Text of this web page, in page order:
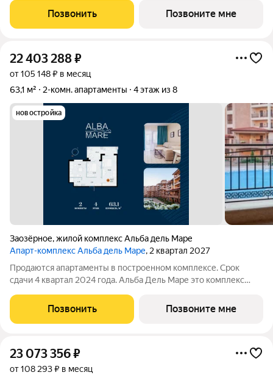
Уютные здания переменной этажности строятся в 5 минутах
ходьбы (385 метров) от одного
Позвонить Позвоните мне
22 403 288₽
от 105 148 ₽ в месяц
63,1 м²
2-комн. апартаменты 4 этаж из 8
новостройка
Заозёрное,жилой комплекс Альба дель Маре
Апарт-комплекс Альба дель Маре, 2 квартал 2027
Продаются апартаменты в построенном комплексе. Срок
сдачи 4 квартал 2024 года. Альба Дель Маре это комплекс
Уютные здания переменной этажности строятся в 5 минутах
ходьбы (385 метров) от одного
Позвонить Позвоните мне
23 073 356₽
от 108 293 ₽ в месяц